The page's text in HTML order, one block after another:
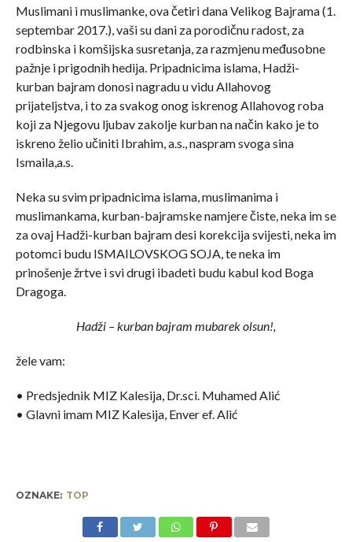
Muslimani i muslimanke, ova četiri dana Velikog Bajrama (1.
septembar 2017.), vaši su dani za porodičnu radost, za
rodbinska i komšijska susretanja, za razmjenu međusobne
pažnje i prigodnih hedija. Pripadnicima islama, Hadži-
kurban bajram donosi nagradu u vidu Allahovog
prijateljstva, i to za svakog onog iskrenog Allahovog roba
koji za Njegovu ljubav zakolje kurban na način kako je to
iskreno želio učiniti Ibrahim, a.s., naspram svoga sina
Ismaila,a.s.
Neka su svim pripadnicima islama, muslimanima i
muslimankama, kurban-bajramske namjere čiste, neka im se
za ovaj Hadži-kurban bajram desi korekcija svijesti, neka im
potomci budu ISMAILOVSKOG SOJA, te neka im
prinošenje žrtve i svi drugi ibadeti budu kabul kod Boga
Dragoga.
Hadži – kurban bajram mubarek olsun!,
žele vam:
• Predsjednik MIZ Kalesija, Dr.sci. Muhamed Alić
• Glavni imam MIZ Kalesija, Enver ef. Alić
OZNAKE: TOP